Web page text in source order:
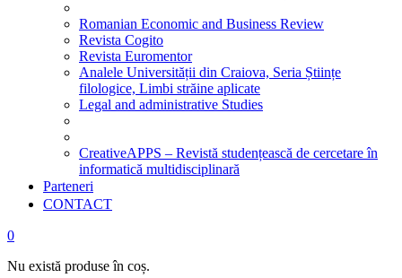
Romanian Economic and Business Review
Revista Cogito
Revista Euromentor
Analele Universității din Craiova, Seria Științe
filologice, Limbi străine aplicate
Legal and administrative Studies
CreativeAPPS – Revistă studențească de cercetare în
informatică multidisciplinară
Parteneri
CONTACT
0
Nu există produse în coș.